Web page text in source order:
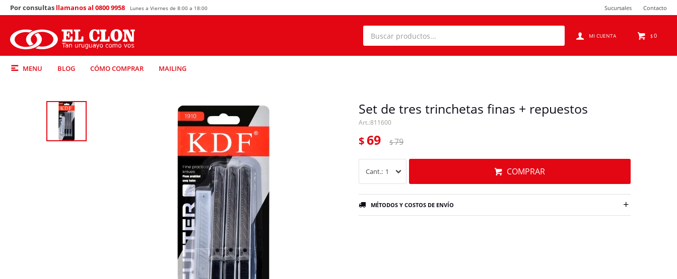
MENU BLOG CÓMO COMPRAR MAILING
$0
Por consultas llamanos al 0800 9958 Lunes a Viernes de 8:00 a 18:00 Sucursales Contacto
Set de tres trinchetas finas + repuestos
811600
$69 $79
1 COMPRAR
MÉTODOS Y COSTOS DE ENVÍO